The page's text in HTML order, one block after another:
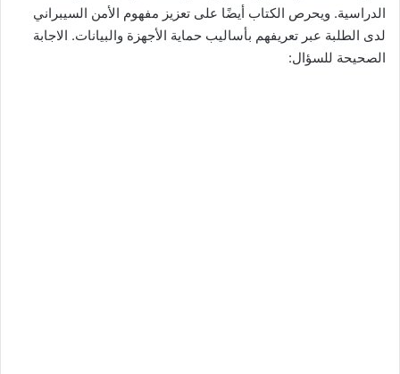
الدراسية. ويحرص الكتاب أيضًا على تعزيز مفهوم الأمن السيبراني
لدى الطلبة عبر تعريفهم بأساليب حماية الأجهزة والبيانات. الاجابة
الصحيحة للسؤال: